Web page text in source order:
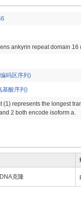
ankyrin repeat domain
码区序列)
基酸序列)
(1) represents the longest
2 both encode isoform a.
克隆